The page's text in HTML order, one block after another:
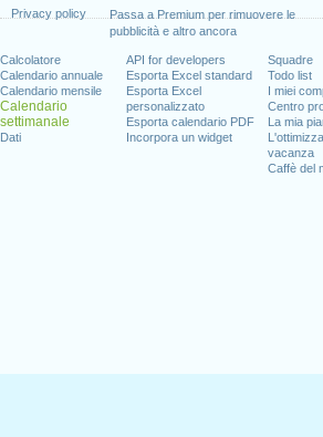
Privacy policy
Passa a Premium per rimuovere le
pubblicità e altro ancora
Calcolatore
Calendario annuale
Calendario mensile
Calendario
settimanale
Dati
API for developers
Esporta Excel standard
Esporta Excel
personalizzato
Esporta calendario PDF
Incorpora un widget
Squadre
Todo list
I miei
Centro
La mia
vacanza
Caffè del